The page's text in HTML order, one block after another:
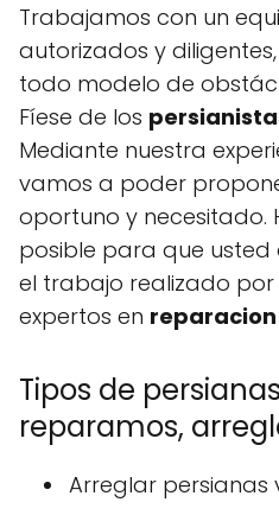
Trabajamos con un
autorizados y
todo modelo de
Fíese de los
Mediante nuestra
vamos a poder
oportuno y necesitado.
posible para que
el trabajo realizado
expertos en
Tipos de
reparamos,
Arreglar persianas